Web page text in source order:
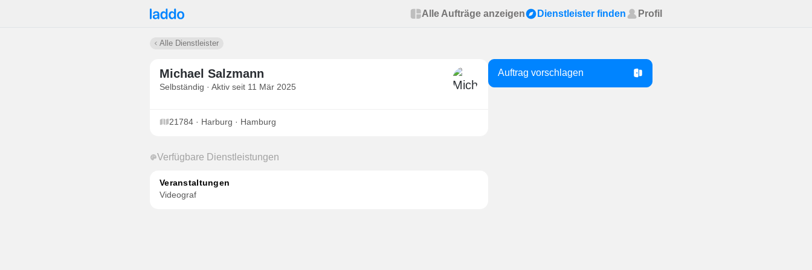
Alle Aufträge anzeigen Dienstleister finden Profil
Alle Dienstleister
Michael Salzmann
Selbständig · Aktiv seit 11 Mär 2025
21784 · Harburg · Hamburg
Verfügbare Dienstleistungen
Veranstaltungen
Videograf
Auftrag vorschlagen